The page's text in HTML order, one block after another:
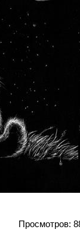
Просмотров: